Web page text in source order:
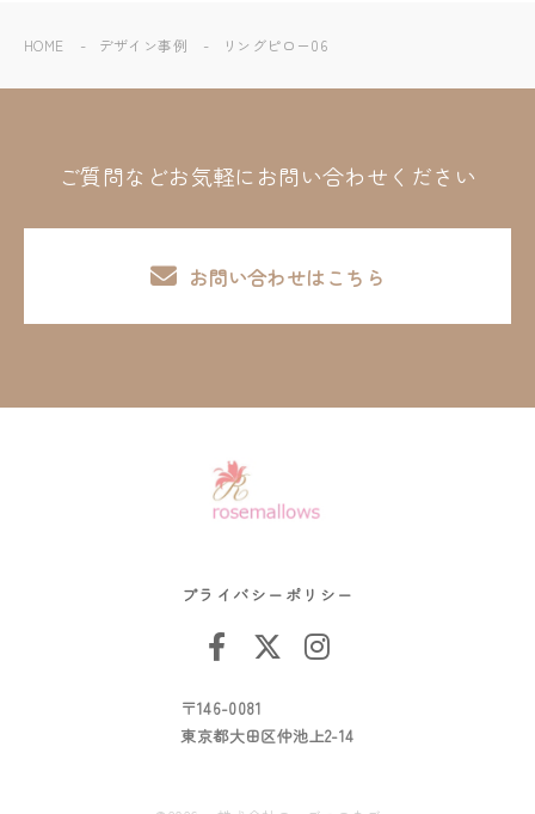
HOME デザイン事例 リングピロー06
ご質問などお気軽にお問い合わせください
お問い合わせはこちら
〒146-0081
東京都大田区仲池上2-14
プライバシーポリシー